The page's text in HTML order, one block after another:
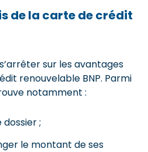
de la carte de crédit
sur les avantages
renouvelable BNP. Parmi
notamment :
dossier ;
le montant de ses